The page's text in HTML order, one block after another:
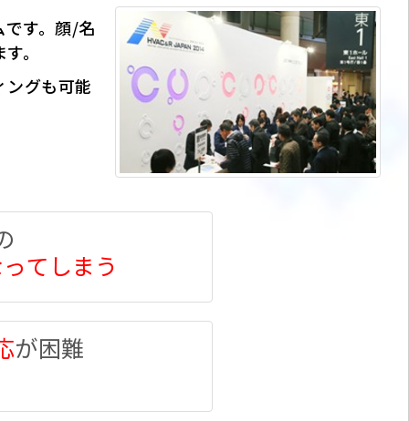
す。顔/名
。
ングも可能
てしまう
が困難